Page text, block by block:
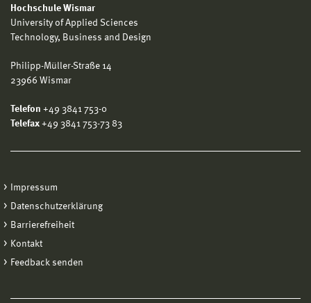
Hochschule Wismar
University of Applied Sciences
Technology, Business and Design
Philipp-Müller-Straße 14
23966 Wismar
Telefon +49 3841 753-0
Telefax +49 3841 753-73 83
Impressum
Datenschutzerklärung
Barrierefreiheit
Kontakt
Feedback senden